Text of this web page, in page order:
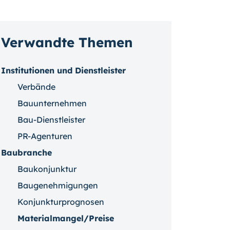
Verwandte Themen
Institutionen und Dienstleister
Verbände
Bauunternehmen
Bau-Dienstleister
PR-Agenturen
Baubranche
Baukonjunktur
Baugenehmigungen
Konjunkturprognosen
Materialmangel/Preise